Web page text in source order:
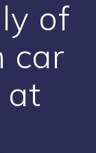
of
car
at